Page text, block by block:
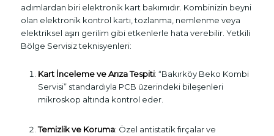
adımlardan biri elektronik kart bakımıdır. Kombinizin beyni
olan elektronik kontrol kartı, tozlanma, nemlenme veya
elektriksel aşırı gerilim gibi etkenlerle hata verebilir. Yetkili
Bölge Servisiz teknisyenleri:
Kart İnceleme ve Arıza Tespiti: “Bakırköy Beko Kombi
Servisi” standardıyla PCB üzerindeki bileşenleri
mikroskop altında kontrol eder.
Temizlik ve Koruma: Özel antistatik fırçalar ve